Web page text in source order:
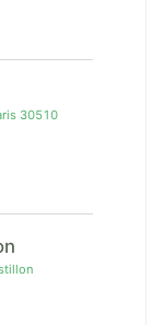
30510